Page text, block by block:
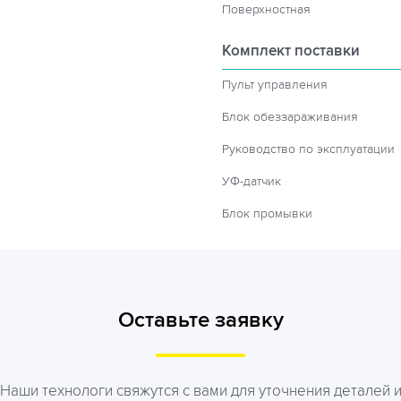
Поверхностная
Комплект поставки
Пульт управления
Блок обеззараживания
Руководство по эксплуатации
УФ-датчик
Блок промывки
Оставьте заявку
Наши технологи свяжутся с вами для уточнения деталей и